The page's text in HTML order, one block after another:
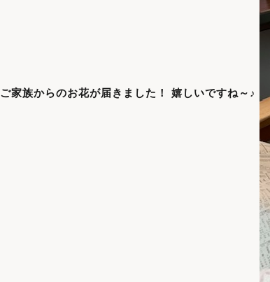
ご家族からのお花が届きました！ 嬉しいですね～♪